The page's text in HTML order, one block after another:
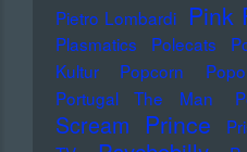
Pietro Lombardi
Pink
Plasmatics
Polecats
Kultur
Popcorn
Portugal The Man
Scream
Prince